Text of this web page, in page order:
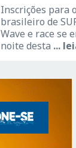
Inscrições para
brasileiro de
Wave e race se
noite desta ...